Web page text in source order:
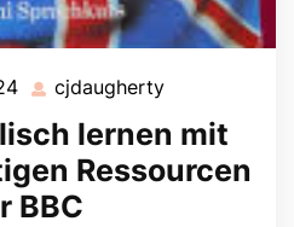
26
2024
cjdaugherty
lernen mit
Ressourcen
BBC